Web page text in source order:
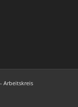
Arbeitskreis